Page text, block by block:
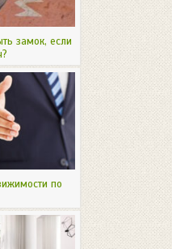
замок, если
по